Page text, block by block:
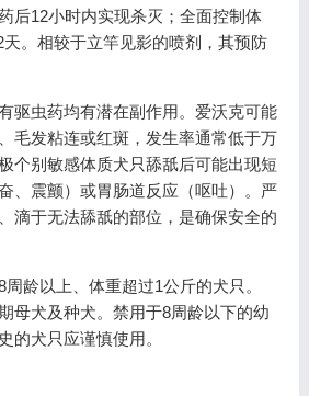
后12小时内实现杀灭；全面控制体
。相较于立竿见影的喷剂，其预防
驱虫药均有潜在副作用。爱沃克可能
毛发粘连或红斑，发生率通常低于万
个别敏感体质犬只舔舐后可能出现短
、震颤）或胃肠道反应（呕吐）。严
滴于无法舔舐的部位，是确保安全的
龄以上、体重超过1公斤的犬只。
母犬及种犬。禁用于8周龄以下的幼
的犬只应谨慎使用。